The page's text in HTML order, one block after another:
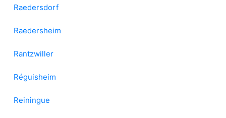
Raedersdorf
Raedersheim
Rantzwiller
Réguisheim
Reiningue